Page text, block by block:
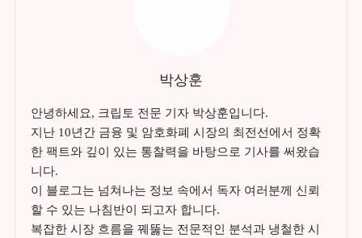
박상훈
안녕하세요, 크립토 전문 기자 박상훈입니다.
지난 10년간 금융 및 암호화폐 시장의 최전선에서 정확
한 팩트와 깊이 있는 통찰력을 바탕으로 기사를 써왔습
니다.
이 블로그는 넘쳐나는 정보 속에서 독자 여러분께 신뢰
할 수 있는 나침반이 되고자 합니다.
복잡한 시장 흐름을 꿰뚫는 전문적인 분석과 냉철한 시